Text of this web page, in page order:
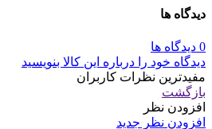
دیدگاه ها
0 دیدگاه ها
دیدگاه خود را درباره این کالا بنویسید
مفیدترین نظرات کاربران
بازگشت
افزودن نظر
افزودن نظر جدید